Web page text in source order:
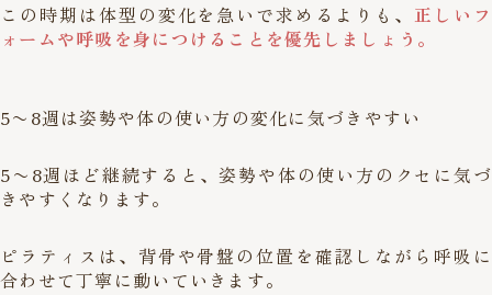
この時期は体型の変化を急いで求めるよりも、 正しいフ
ォームや呼吸を身につけることを優先しましょう。
5〜8週は姿勢や体の使い方の変化に気づきやすい
5〜8週ほど継続すると、姿勢や体の使い方のクセに気づ
きやすくなります。
ピラティスは、背骨や骨盤の位置を確認しながら呼吸に
合わせて丁寧に動いていきます。